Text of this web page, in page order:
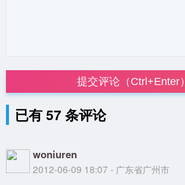
提交评论（Ctrl+Enter）
已有 57 条评论
woniuren
2012-06-09 18:07 - 广东省广州市